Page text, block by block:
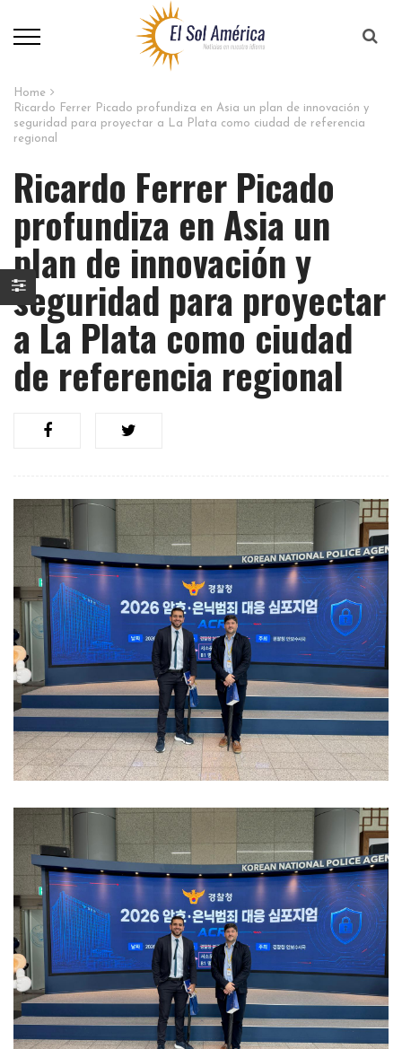
Home
Ricardo Ferrer Picado profundiza en Asia un plan de innovación y
seguridad para proyectar a La Plata como ciudad de referencia
regional​
Ricardo Ferrer Picado
profundiza en Asia un
plan de innovación y
seguridad para proyectar
a La Plata como ciudad
de referencia regional​